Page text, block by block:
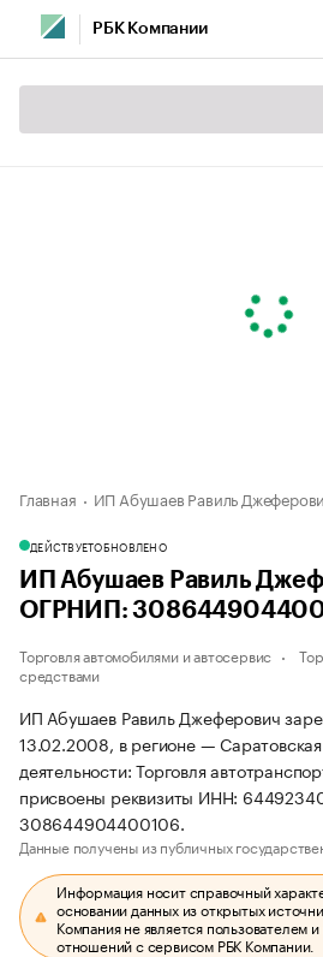
РБК Компании
Главная ИП Абушаев Равиль
ДЕЙСТВУЕТОБНОВЛЕНО
ИП Абушаев Равиль
ОГРНИП:
Торговля автомобилями и автосервис
средствами
ИП Абушаев Равиль Джеферович
13.02.2008, в регионе —
деятельности: Торговля
присвоены реквизиты ИНН:
308644904400106.
Данные получены из публичных
Информация носит справочный
основании данных из открытых
Компания не является пользователем
отношений с сервисом РБК Компании.